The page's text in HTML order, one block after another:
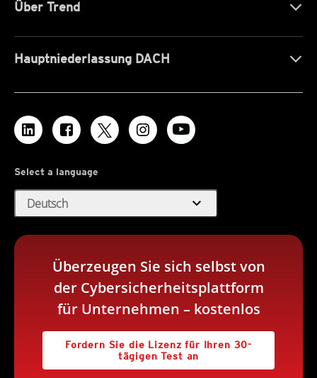
Über Trend
Hauptniederlassung DACH
Select a language
Deutsch expand_more
Überzeugen Sie sich selbst von
der Cybersicherheitsplattform
für Unternehmen – kostenlos
Fordern Sie die Lizenz für Ihren 30-
tägigen Test an